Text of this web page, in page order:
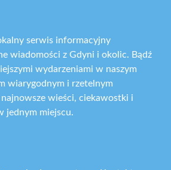
serwis informacyjny
wiadomości z Gdyni i okolic. Bądź
wydarzeniami w naszym
wiarygodnym i rzetelnym
wieści, ciekawostki i
jednym miejscu.